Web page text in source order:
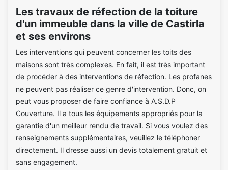
Les travaux de réfection de la toiture
d'un immeuble dans la ville de Castirla
et ses environs
Les interventions qui peuvent concerner les toits des
maisons sont très complexes. En fait, il est très important
de procéder à des interventions de réfection. Les profanes
ne peuvent pas réaliser ce genre d'intervention. Donc, on
peut vous proposer de faire confiance à A.S.D.P
Couverture. Il a tous les équipements appropriés pour la
garantie d'un meilleur rendu de travail. Si vous voulez des
renseignements supplémentaires, veuillez le téléphoner
directement. Il dresse aussi un devis totalement gratuit et
sans engagement.